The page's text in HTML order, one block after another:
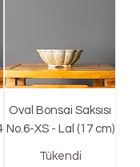
Oval Bonsai Saksısı
No.6-XS - Lal (17 cm)
Tükendi